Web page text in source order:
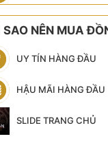
SAO NÊN MUA
UY TÍN HÀNG ĐẦU
HẬU MÃI HÀNG ĐẦU
SLIDE TRANG CHỦ